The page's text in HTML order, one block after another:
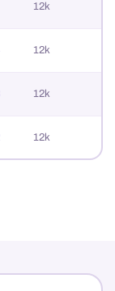
12k
12k
12k
12k